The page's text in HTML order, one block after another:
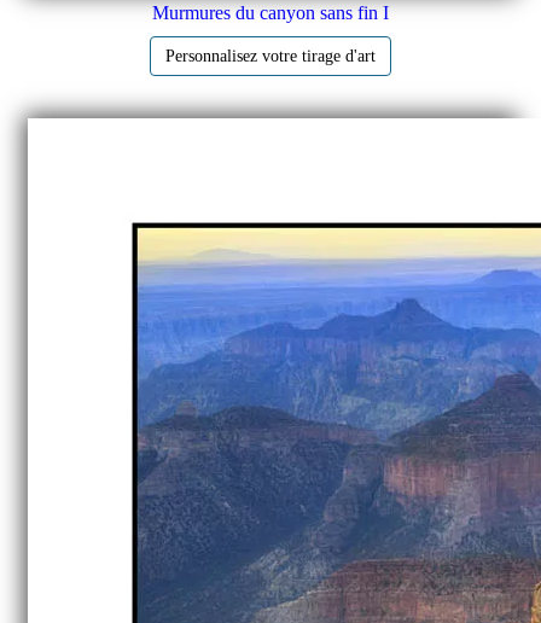
Murmures du canyon sans fin I
Personnalisez votre tirage d'art